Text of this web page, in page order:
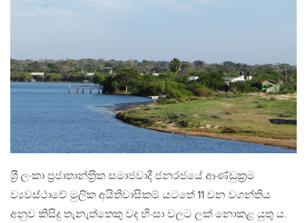
ශ‍්‍රී ලංකා ප‍්‍රජාතාන්ත‍්‍රික සමාජවාදී ජනරජයේ ආණ්ඩුක‍්‍රම
ව්‍යවස්ථාවේ මුලික අයිතිවාසිකම් යටතේ 11 වන වගන්තිය
අනුව කිසිදු තැනැත්තෙකු වද හිංසා වලට ලක් නොකළ යුතු ය.